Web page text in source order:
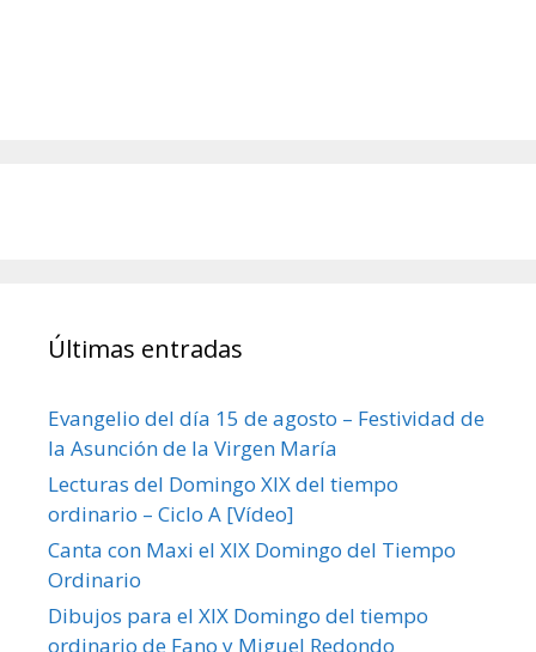
Últimas entradas
Evangelio del día 15 de agosto – Festividad de
la Asunción de la Virgen María
Lecturas del Domingo XIX del tiempo
ordinario – Ciclo A [Vídeo]
Canta con Maxi el XIX Domingo del Tiempo
Ordinario
Dibujos para el XIX Domingo del tiempo
ordinario de Fano y Miguel Redondo